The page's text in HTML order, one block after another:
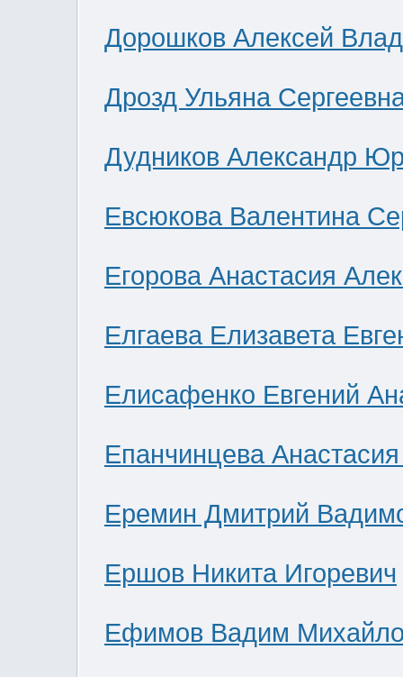
Дорошков Алексей
Дрозд Ульяна
Дудников Александр
Евсюкова Валентина
Егорова Анастасия
Елгаева Елизавета
Елисафенко Евгений
Епанчинцева
Еремин Дмитрий
Ершов Никита Игоревич
Ефимов Вадим